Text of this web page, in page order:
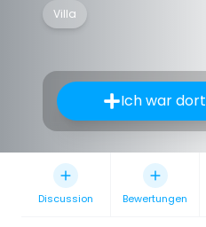
Villa
Ich war dort
Discussion Bewertungen